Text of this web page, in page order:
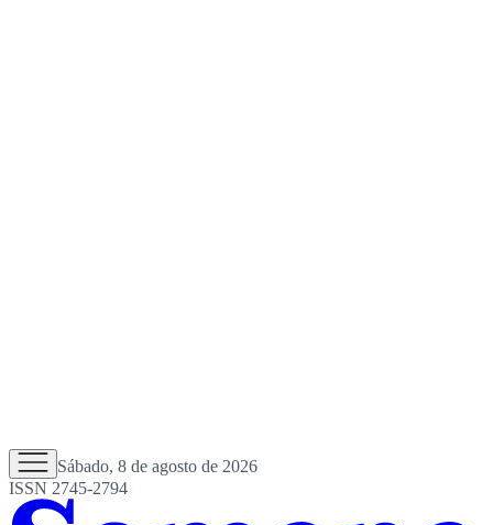
Sábado, 8 de agosto de 2026
ISSN 2745-2794